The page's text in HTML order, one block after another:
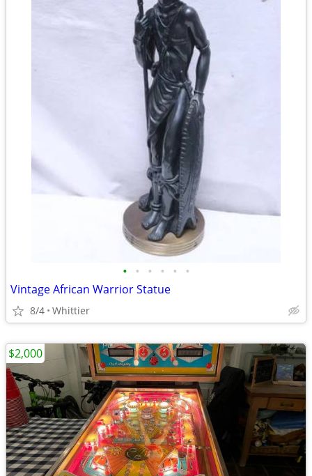
• • • • • •
Vintage African Warrior Statue
8/4 Whittier
$2,000